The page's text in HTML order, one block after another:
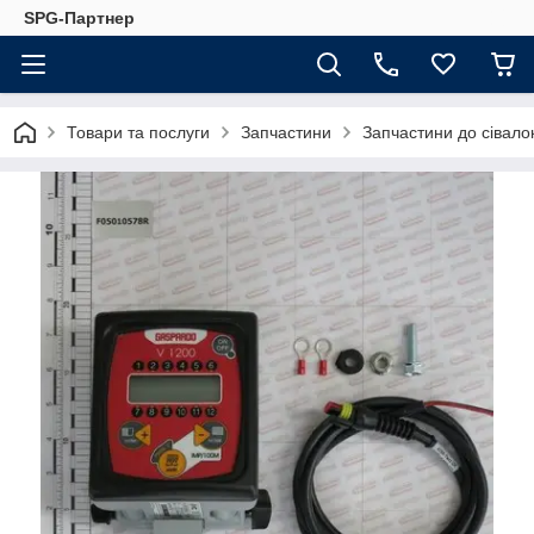
SPG-Партнер
Товари та послуги Запчастини Запчастини до